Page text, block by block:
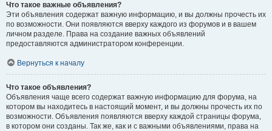
Что такое важные объявления?
Эти объявления содержат важную информацию, и вы должны прочесть их
по возможности. Они появляются вверху каждого из форумов и в вашем
личном разделе. Права на создание важных объявлений
предоставляются администратором конференции.
Вернуться к началу
Что такое объявления?
Объявления чаще всего содержат важную информацию для форума, на
котором вы находитесь в настоящий момент, и вы должны прочесть их по
возможности. Объявления появляются вверху каждой страницы форума,
в котором они созданы. Так же, как и с важными объявлениями, права на